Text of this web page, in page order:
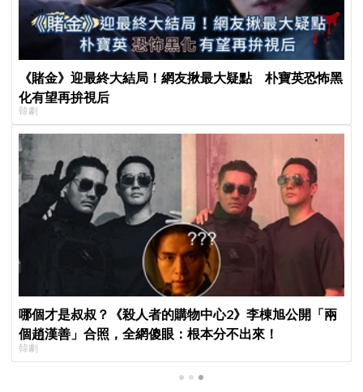
《賭金》迎最終大結局！網友揪最大疑點 朴寶英恐怖黑
化有望再拚視后
韓劇
哪個才是叔叔？《殺人者的購物中心2》李棟旭公開「兩
個趙漢善」合照，全網傻眼：根本分不出來！
韓劇